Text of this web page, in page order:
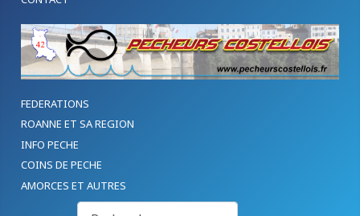
FEDERATIONS
ROANNE ET SA REGION
INFO PECHE
COINS DE PECHE
AMORCES ET AUTRES